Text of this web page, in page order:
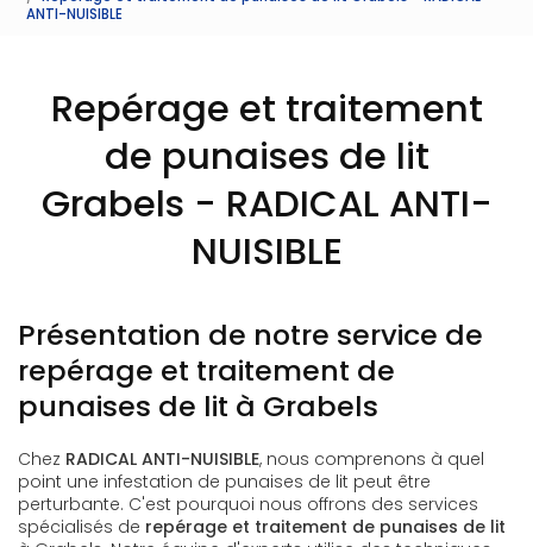
ANTI-NUISIBLE
Repérage et traitement
de punaises de lit
Grabels - RADICAL ANTI-
NUISIBLE
Présentation de notre service de
repérage et traitement de
punaises de lit à Grabels
Chez RADICAL ANTI-NUISIBLE, nous comprenons à quel
point une infestation de punaises de lit peut être
perturbante. C'est pourquoi nous offrons des services
spécialisés de repérage et traitement de punaises de lit